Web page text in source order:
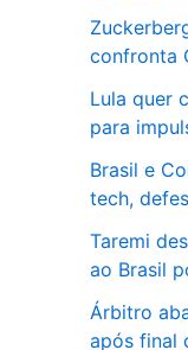
confronta
Lula quer
para
Brasil e
tech,
Taremi
ao Brasil
Árbitro
após final